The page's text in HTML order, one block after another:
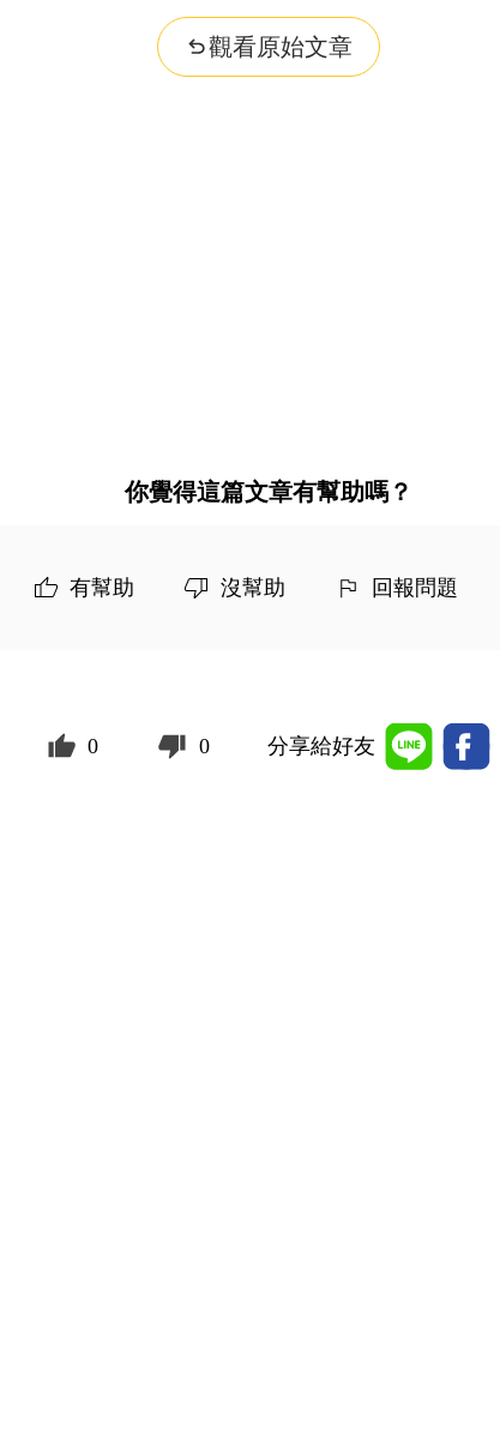
觀看原始文章
你覺得這篇文章有幫助嗎？
有幫助 沒幫助 回報問題
0 0 分享給好友